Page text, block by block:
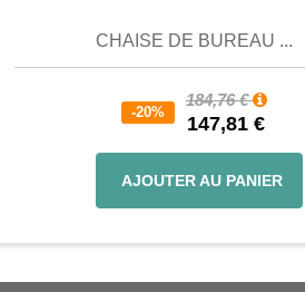
CHAISE DE BUREAU ...
-20%
184,76 €
147,81 €
AJOUTER AU PANIER